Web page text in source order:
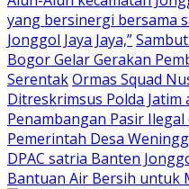
yang bersinergi bersama
Jonggol Jaya Jaya,”
Bogor Gelar Gerakan
SerentakOrmas Squad
Ditreskrimsus Polda
Penambangan Pasir
Pemerintah Desa
DPAC satria Banten
Bantuan Air Bersih untuk